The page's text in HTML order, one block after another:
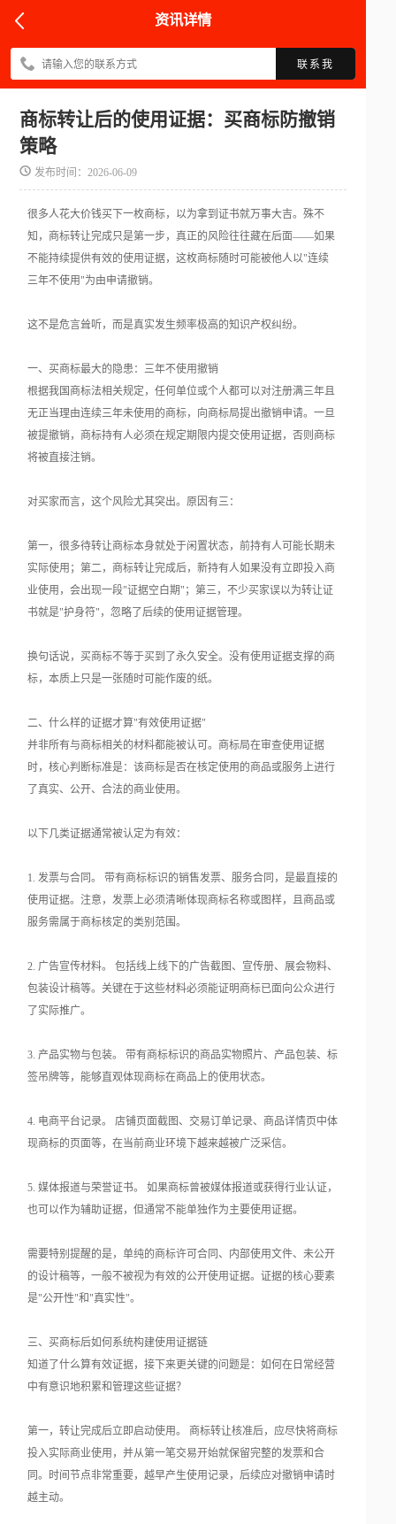
资讯详情
联系我
商标转让后的使用证据：买商标防撤销
策略
发布时间：2026-06-09
很多人花大价钱买下一枚商标，以为拿到证书就万事大吉。殊不
知，商标转让完成只是第一步，真正的风险往往藏在后面——如果
不能持续提供有效的使用证据，这枚商标随时可能被他人以"连续
三年不使用"为由申请撤销。
这不是危言耸听，而是真实发生频率极高的知识产权纠纷。
一、买商标最大的隐患：三年不使用撤销
根据我国商标法相关规定，任何单位或个人都可以对注册满三年且
无正当理由连续三年未使用的商标，向商标局提出撤销申请。一旦
被提撤销，商标持有人必须在规定期限内提交使用证据，否则商标
将被直接注销。
对买家而言，这个风险尤其突出。原因有三：
第一，很多待转让商标本身就处于闲置状态，前持有人可能长期未
实际使用；第二，商标转让完成后，新持有人如果没有立即投入商
业使用，会出现一段"证据空白期"；第三，不少买家误以为转让证
书就是"护身符"，忽略了后续的使用证据管理。
换句话说，买商标不等于买到了永久安全。没有使用证据支撑的商
标，本质上只是一张随时可能作废的纸。
二、什么样的证据才算"有效使用证据"
并非所有与商标相关的材料都能被认可。商标局在审查使用证据
时，核心判断标准是：该商标是否在核定使用的商品或服务上进行
了真实、公开、合法的商业使用。
以下几类证据通常被认定为有效：
1. 发票与合同。 带有商标标识的销售发票、服务合同，是最直接的
使用证据。注意，发票上必须清晰体现商标名称或图样，且商品或
服务需属于商标核定的类别范围。
2. 广告宣传材料。 包括线上线下的广告截图、宣传册、展会物料、
包装设计稿等。关键在于这些材料必须能证明商标已面向公众进行
了实际推广。
3. 产品实物与包装。 带有商标标识的商品实物照片、产品包装、标
签吊牌等，能够直观体现商标在商品上的使用状态。
4. 电商平台记录。 店铺页面截图、交易订单记录、商品详情页中体
现商标的页面等，在当前商业环境下越来越被广泛采信。
5. 媒体报道与荣誉证书。 如果商标曾被媒体报道或获得行业认证，
也可以作为辅助证据，但通常不能单独作为主要使用证据。
需要特别提醒的是，单纯的商标许可合同、内部使用文件、未公开
的设计稿等，一般不被视为有效的公开使用证据。证据的核心要素
是"公开性"和"真实性"。
三、买商标后如何系统构建使用证据链
知道了什么算有效证据，接下来更关键的问题是：如何在日常经营
中有意识地积累和管理这些证据？
第一，转让完成后立即启动使用。 商标转让核准后，应尽快将商标
投入实际商业使用，并从第一笔交易开始就保留完整的发票和合
同。时间节点非常重要，越早产生使用记录，后续应对撤销申请时
越主动。